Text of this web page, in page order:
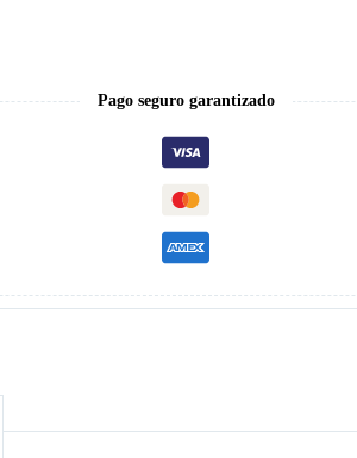
Pago seguro garantizado